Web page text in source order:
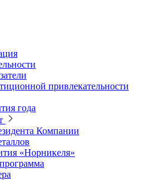
привлекательности
года
Компании
«Норникеля»